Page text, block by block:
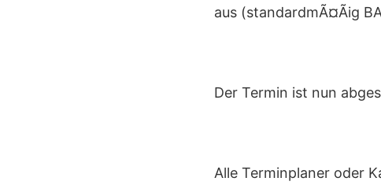
aus (standardmÃ¤Ãig
Der Termin ist nun
Alle Terminplaner oder